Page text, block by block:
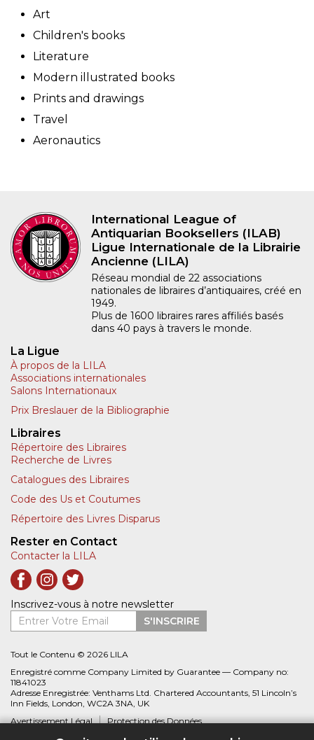
Art
Children's books
Literature
Modern illustrated books
Prints and drawings
Travel
Aeronautics
International League of
Antiquarian Booksellers (ILAB)
Ligue Internationale de la Librairie
Ancienne (LILA)
Réseau mondial de 22 associations
nationales de libraires d’antiquaires, créé en
1949.
Plus de 1600 libraires rares affiliés basés
dans 40 pays à travers le monde.
La Ligue
À propos de la LILA
Associations internationales
Salons Internationaux
Prix Breslauer de la Bibliographie
Libraires
Répertoire des Libraires
Recherche de Livres
Catalogues des Libraires
Code des Us et Coutumes
Répertoire des Livres Disparus
Rester en Contact
Contacter la LILA
Inscrivez-vous à notre newsletter
Entrer Votre Email
S'INSCRIRE
Tout le Contenu © 2026 LILA
Enregistré comme Company Limited by Guarantee — Company no:
11841023
Adresse Enregistrée: Venthams Ltd. Chartered Accountants, 51 Lincoln’s
Inn Fields, London, WC2A 3NA, UK
Avertissement Légal
Protection des Données